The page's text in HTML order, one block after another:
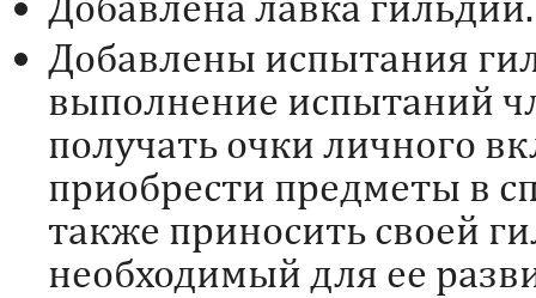
Добавлены испытания
выполнение испытаний
получать очки личного
приобрести предметы в
также приносить своей
необходимый для ее